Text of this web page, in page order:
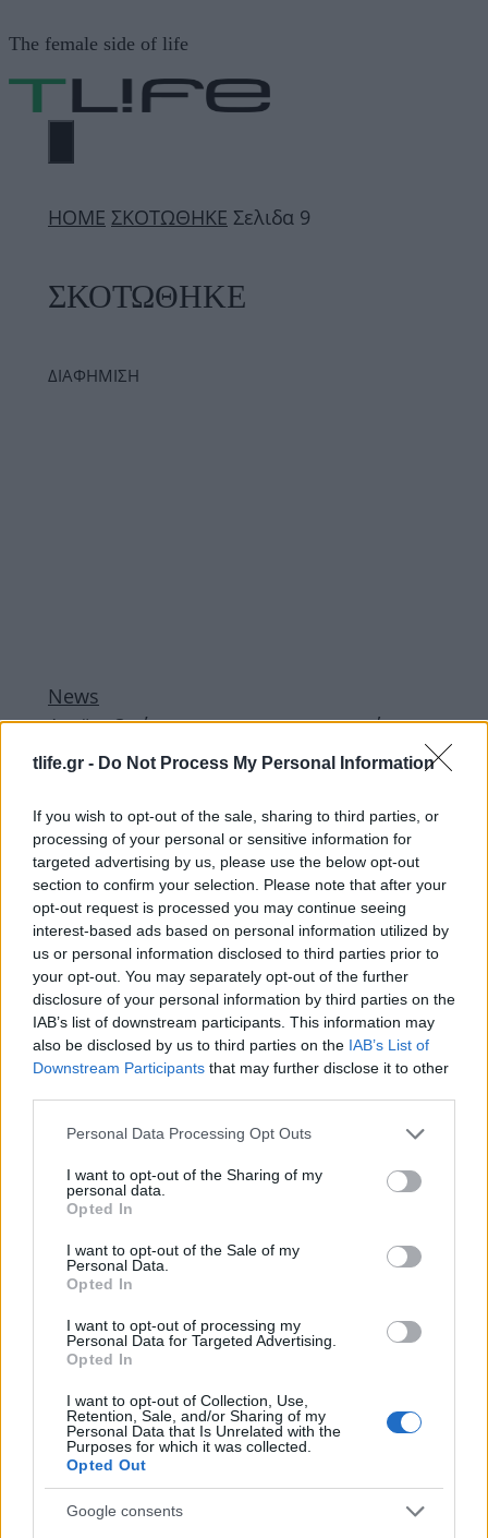
tlife.gr - Do Not Process My Personal Information
If you wish to opt-out of the sale, sharing to third parties, or
processing of your personal or sensitive information for
targeted advertising by us, please use the below opt-out
section to confirm your selection. Please note that after your
opt-out request is processed you may continue seeing
interest-based ads based on personal information utilized by
us or personal information disclosed to third parties prior to
your opt-out. You may separately opt-out of the further
disclosure of your personal information by third parties on the
IAB’s list of downstream participants. This information may
also be disclosed by us to third parties on the IAB’s List of
Downstream Participants that may further disclose it to other
Please note that this website/app uses one or more Google
not limited to your visit or usage behaviour. You may click to
grant or deny consent to Google and its third-party tags to
use your data for below specified purposes in below Google
consent section.
Personal Data Processing Opt Outs
I want to opt-out of the Sharing of my
personal data.
Opted In
I want to opt-out of the Sale of my
Personal Data.
Opted In
I want to opt-out of processing my
Personal Data for Targeted Advertising.
Opted In
I want to opt-out of Collection, Use,
Retention, Sale, and/or Sharing of my
Personal Data that Is Unrelated with the
Purposes for which it was collected.
Opted Out
Google consents
σε
περιεχόμενο
The female side of life
ΜΕΝΟΎ
ΗΟΜΕ ΣΚΟΤΩΘΗΚΕ Σελιδα 9
ΣΚΟΤΩΘΗΚΕ
ΔΙΑΦΗΜΙΣΗ
News
Αχαϊα: Θρήνος για τον επιχειρηματία που
σκοτώθηκε στα γενέθλιά του!
Θεσσαλονίκη: Γνωστός επιχειρηματίας
βούτηξε στο κενό και σκοτώθηκε!
29.06.2011
News
Νεκρός σε τροχαίο πρωταγωνιστής των
Jackass
20.06.2011
News
Λάρισα: Πήγε να σκοτώσει τον πεθερό
του και σκοτώθηκε ο ίδιος!
News
Το τελευταίο αντίο στη Μιρέλα
30.03.2011
News
Aπίστευτες αποκαλύψεις για τον αθλητή
που σκοτώθηκε με έλκηθρο-Δες το βίντεο
ΔΙΑΦΗΜΙΣΗ